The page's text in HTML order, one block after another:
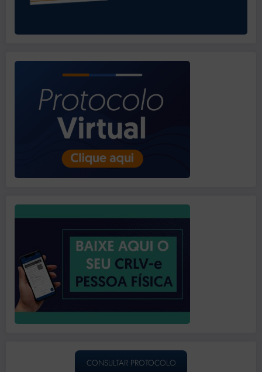
CONSULTAR PROTOCOLO